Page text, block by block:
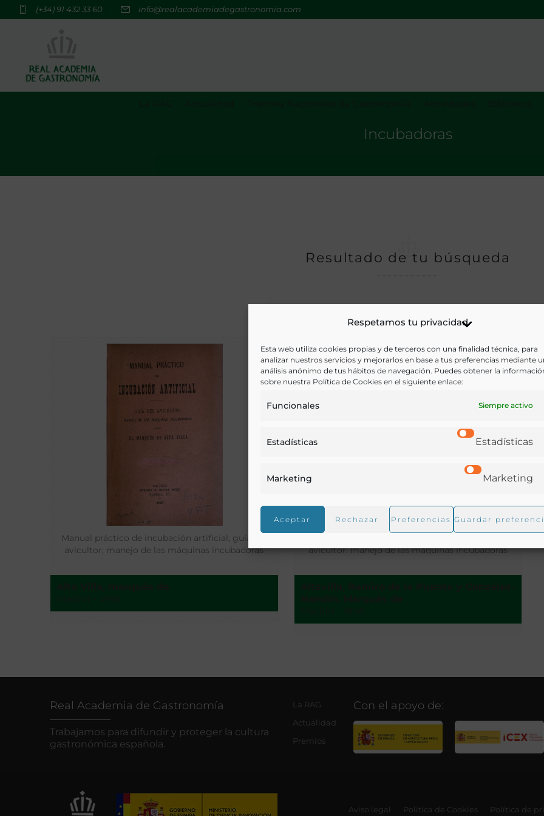
Respetamos tu privacidad
Esta web utiliza cookies propias y de terceros con una finalidad técnica, para
analizar nuestros servicios y mejorarlos en base a tus preferencias mediante
análisis anónimo de tus hábitos de navegación. Puedes obtener la
sobre nuestra Política de Cookies en el siguiente enlace:
Funcionales Siempre activo
Estadísticas Estadísticas
Marketing Marketing
Aceptar Rechazar Preferencias Guardar
(+34) 91 432 33 60 info@realacademiadegastronomia.com
Incubadoras
Resultado de tu búsqueda
Manual práctico de incubación artificial; guía del
avicultor; manejo de las máquinas incubadoras
avicultor: manejo de las máquinas incubadoras
Real Academia de Gastronomía
Trabajamos para difundir y proteger la cultura
gastronómica española.
La RAG
Actualidad
Premios
Con el apoyo de:
Aviso legal Política de Cookies Política de